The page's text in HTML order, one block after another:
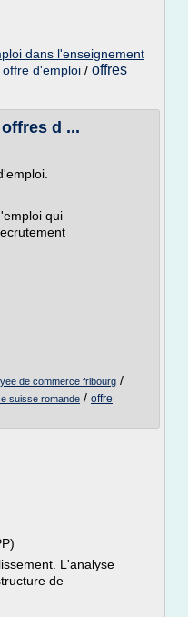
dans l'enseignement
d'emploi / offres
d ...
qui
de commerce fribourg /
suisse romande / offre
L'analyse
de